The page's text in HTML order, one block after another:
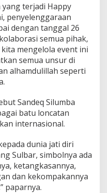
yang terjadi Happy
penyelenggaraan
dengan tanggal 26
semua pihak,
mengelola event ini
semua unsur di
alhamdulillah seperti
Sandeq Silumba
batu loncatan
internasional.
dunia jati diri
Sulbar, simbolnya ada
ketangkasannya,
dan kekompakannya
paparnya.